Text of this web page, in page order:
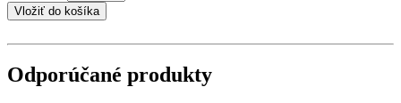
Odporúčané produkty